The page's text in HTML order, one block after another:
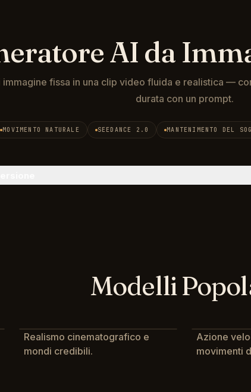
AI da
immagine fissa in una clip video fluida e realistica —
durata con un prompt.
MOVIMENTO NATURALE SEEDANCE 2.0 MANTENIMENTO DEL
Modelli
Realismo cinematografico e
mondi credibili.
Azione
movimenti